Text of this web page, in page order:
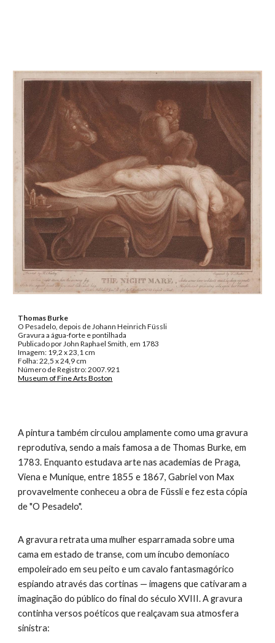
Thomas Burke
O Pesadelo, depois de Johann Heinrich Füssli
Gravura a água-forte e pontilhada
Publicado por John Raphael Smith, em 1783
Imagem: 19,2 x 23,1 cm
Folha: 22,5 x 24,9 cm
Número de Registro: 2007.921
Museum of Fine Arts Boston
A pintura também circulou amplamente como uma gravura
reprodutiva, sendo a mais famosa a de Thomas Burke, em
1783. Enquanto estudava arte nas academias de Praga,
Viena e Munique, entre 1855 e 1867, Gabriel von Max
provavelmente conheceu a obra de Füssli e fez esta cópia
de "O Pesadelo".
A gravura retrata uma mulher esparramada sobre uma
cama em estado de transe, com um íncubo demoníaco
empoleirado em seu peito e um cavalo fantasmagórico
espiando através das cortinas — imagens que cativaram a
imaginação do público do final do século XVIII. A gravura
continha versos poéticos que realçavam sua atmosfera
sinistra: